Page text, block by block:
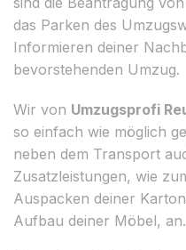
das Parken des
Informieren deiner
bevorstehenden Umzug.
Wir von Umzugsprofi
so einfach wie möglich
neben dem Transport
Zusatzleistungen, wie
Auspacken deiner
Aufbau deiner Möbel, an.